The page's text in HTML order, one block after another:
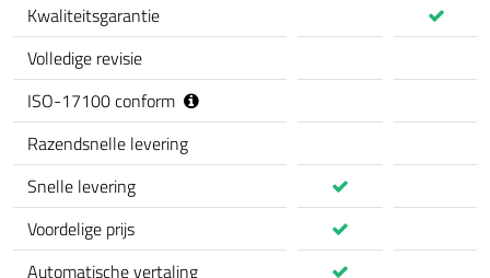
Kwaliteitsgarantie
Volledige revisie
ISO-17100 conform
Razendsnelle levering
Snelle levering
Voordelige prijs
Automatische vertaling